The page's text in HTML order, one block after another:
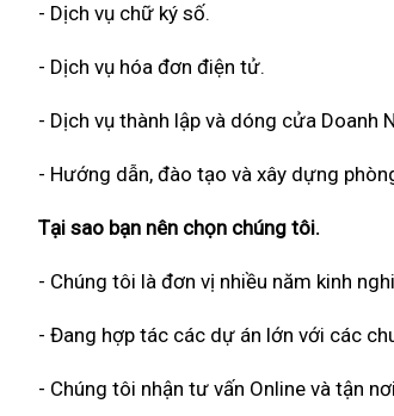
- Dịch vụ chữ ký số.
- Dịch vụ hóa đơn điện tử.
- Dịch vụ thành lập và dóng cửa Doanh
- Hướng dẫn, đào tạo và xây dựng
Tại sao bạn nên chọn chúng tôi.
- Chúng tôi là đơn vị nhiều năm kinh
- Đang hợp tác các dự án lớn với các
- Chúng tôi nhận tư vấn Online và tận